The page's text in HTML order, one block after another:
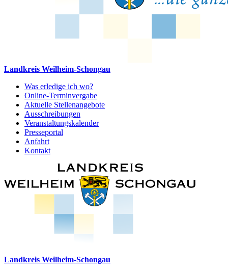
Landkreis Weilheim-Schongau
Was erledige ich wo?
Online-Terminvergabe
Aktuelle Stellenangebote
Ausschreibungen
Veranstaltungskalender
Presseportal
Anfahrt
Kontakt
Landkreis Weilheim-Schongau